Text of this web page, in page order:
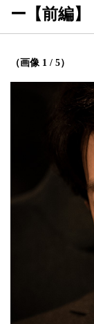
ー【前編】
（画像 1 / 5）